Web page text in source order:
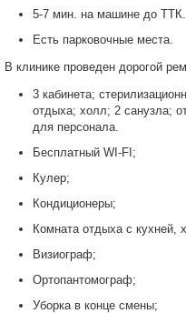
5-7 мин. на машине до ТТК.
Есть парковочные места.
В клинике проведен дорогой
3 кабинета;
отдыха; холл; 2 санузла;
для персонала.
Бесплатный WI-FI;
Кулер;
Кондиционеры;
Комната отдыха с кухней,
Визиограф;
Ортопантомограф;
Уборка в конце смены;